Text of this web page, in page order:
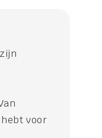
voor